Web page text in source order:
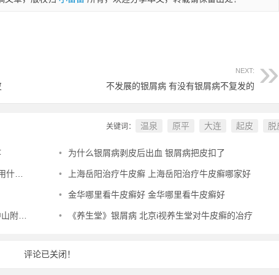
NEXT:
不发展的银屑病 有没有银屑病不复发的
关键词： 温泉 原平 大连 起皮 脱
• 为什么银屑病剥皮后出血 银屑病把皮扣了
好 • 上海岳阳治疗牛皮癣 上海岳阳治疗牛皮癣哪家好
• 金华哪里看牛皮癣好 金华哪里看牛皮癣好
肤科 • 《养生堂》银屑病 北京i视养生堂对牛皮癣的冶疗
评论已关闭！